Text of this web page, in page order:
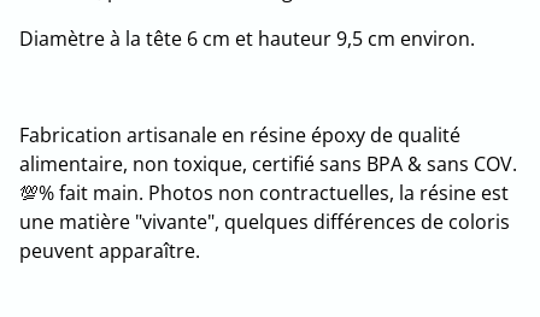
Diamètre à la tête 6 cm et hauteur 9,5 cm environ.
Fabrication artisanale en résine époxy de qualité
alimentaire, non toxique, certifié sans BPA & sans COV.
💯% fait main. Photos non contractuelles, la résine est
une matière "vivante", quelques différences de coloris
peuvent apparaître.